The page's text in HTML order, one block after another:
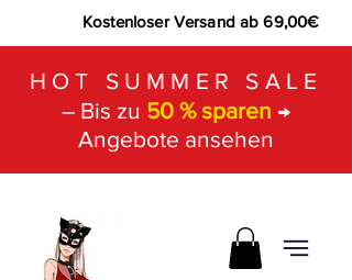
Kostenloser Versand ab 69,00€
HOT SUMMER SALE
– Bis zu 50 % sparen →
Angebote ansehen